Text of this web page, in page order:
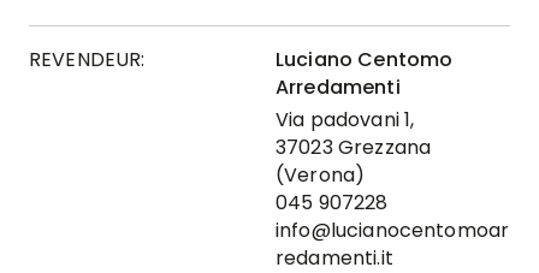
REVENDEUR:
Luciano Centomo
Arredamenti
Via padovani 1,
37023 Grezzana
(Verona)
045 907228
info@lucianocentomoar
redamenti.it